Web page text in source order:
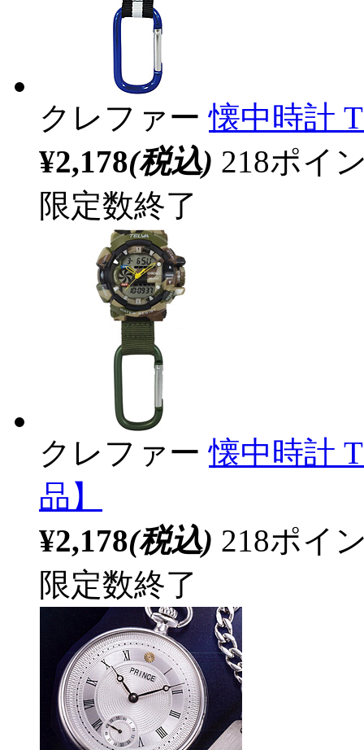
クレファー 懐中時計
¥2,178(税込) 218ポイ
限定数終了
クレファー 懐中時計
品】
¥2,178(税込) 218ポイ
限定数終了